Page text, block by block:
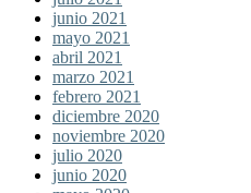
junio 2021
mayo 2021
abril 2021
marzo 2021
febrero 2021
diciembre 2020
noviembre 2020
julio 2020
junio 2020